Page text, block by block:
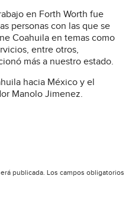
en Forth Worth fue
personas con las que se
Coahuila en temas como
entre otros,
más a nuestro estado.
hacia México y el
Manolo Jimenez.
publicada. Los campos obligatorios